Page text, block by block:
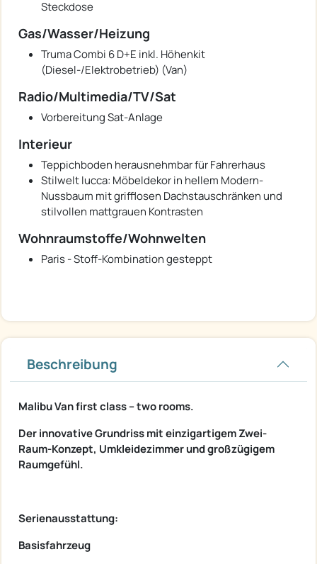
Steckdose
Gas/Wasser/Heizung
Truma Combi 6 D+E inkl. Höhenkit
(Diesel-/Elektrobetrieb) (Van)
Radio/Multimedia/TV/Sat
Vorbereitung Sat-Anlage
Interieur
Teppichboden herausnehmbar für Fahrerhaus
Stilwelt lucca: Möbeldekor in hellem Modern-
Nussbaum mit grifflosen Dachstauschränken und
stilvollen mattgrauen Kontrasten
Wohnraumstoffe/Wohnwelten
Paris - Stoff-Kombination gesteppt
Beschreibung
Malibu Van first class – two rooms.
Der innovative Grundriss mit einzigartigem Zwei-
Raum-Konzept, Umkleidezimmer und großzügigem
Raumgefühl.
Serienausstattung:
Basisfahrzeug